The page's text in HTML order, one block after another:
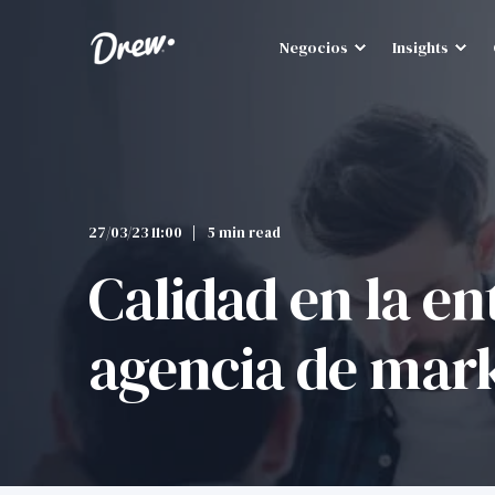
Negocios Insights
27/03/23 11:00 5 min read
Calidad en la
agencia de